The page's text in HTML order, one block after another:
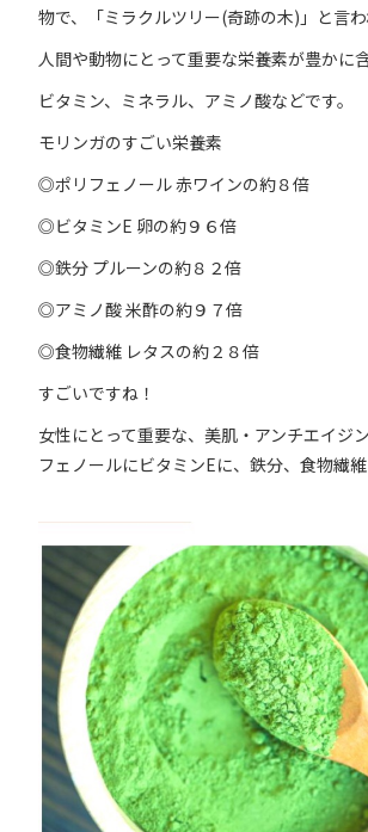
物で、「ミラクルツリー(奇跡の木)」と言わ
人間や動物にとって重要な栄養素が豊かに
ビタミン、ミネラル、アミノ酸などです。
モリンガのすごい栄養素
◎ポリフェノール 赤ワインの約８倍
◎ビタミンE 卵の約９６倍
◎鉄分 プルーンの約８２倍
◎アミノ酸 米酢の約９７倍
◎食物繊維 レタスの約２８倍
すごいですね！
女性にとって重要な、美肌・アンチエイジ
フェノールにビタミンEに、鉄分、食物繊維